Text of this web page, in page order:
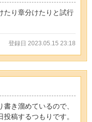
たり章分けたりと試行
登録日 2023.05.15 23:18
書き溜めているので、
稿するつもりです。